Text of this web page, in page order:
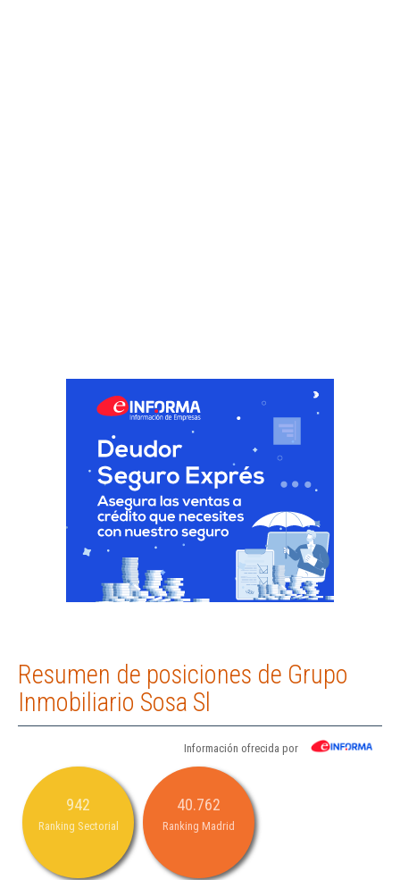
Resumen de posiciones de Grupo
Inmobiliario Sosa Sl
Información ofrecida por
942
Ranking Sectorial
40.762
Ranking Madrid